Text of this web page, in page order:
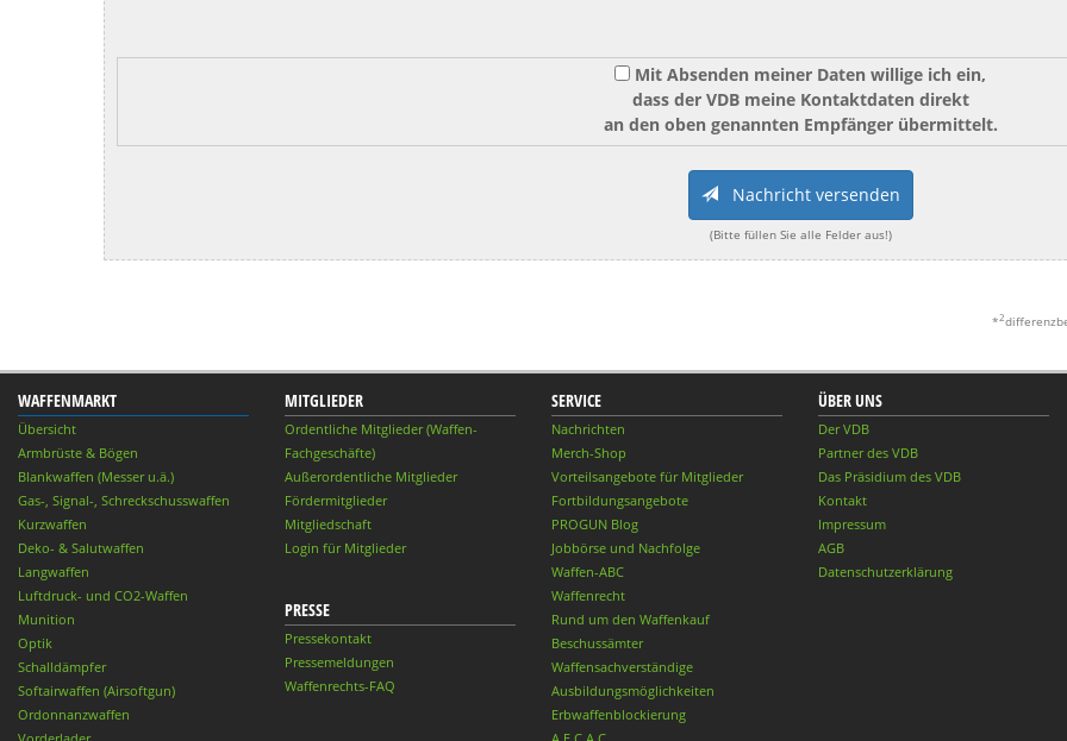
Mit Absenden meiner Daten willige ich ein,
dass der VDB meine Kontaktdaten direkt
an den oben genannten Empfänger übermittelt.
Nachricht versenden
(Bitte füllen Sie alle Felder aus!)
*2
WAFFENMARKT
Übersicht
Armbrüste & Bögen
Blankwaffen (Messer u.ä.)
Gas-, Signal-, Schreckschusswaffen
Kurzwaffen
Deko- & Salutwaffen
Langwaffen
Luftdruck- und CO2-Waffen
Munition
Optik
Schalldämpfer
Softairwaffen (Airsoftgun)
Ordonnanzwaffen
MITGLIEDER
Ordentliche Mitglieder (Waffen-
Fachgeschäfte)
Außerordentliche Mitglieder
Fördermitglieder
Mitgliedschaft
Login für Mitglieder
PRESSE
Pressekontakt
Pressemeldungen
Waffenrechts-FAQ
SERVICE
Nachrichten
Merch-Shop
Vorteilsangebote für Mitglieder
Fortbildungsangebote
PROGUN Blog
Jobbörse und Nachfolge
Waffen-ABC
Waffenrecht
Rund um den Waffenkauf
Beschussämter
Waffensachverständige
Ausbildungsmöglichkeiten
Erbwaffenblockierung
ÜBER UNS
Der VDB
Partner des VDB
Das Präsidium des VDB
Kontakt
Impressum
AGB
Datenschutzerklärung